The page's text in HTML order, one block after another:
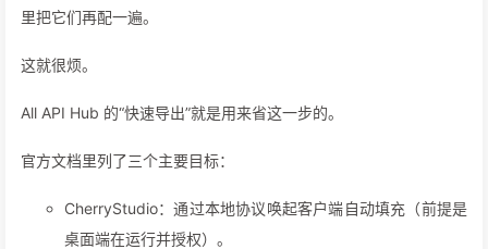
里把它们再配一遍。
这就很烦。
All API Hub 的“快速导出”就是用来省这一步的。
官方文档里列了三个主要目标：
CherryStudio：通过本地协议唤起客户端自动填充（前提是
桌面端在运行并授权）。